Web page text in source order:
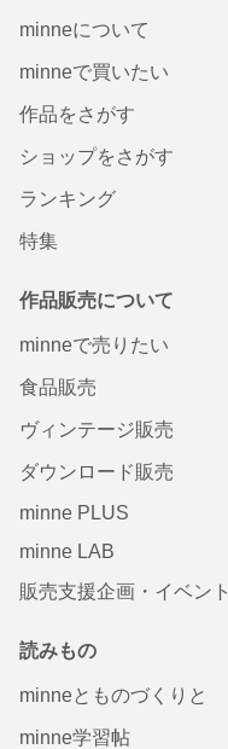
minneについて
minneで買いたい
作品をさがす
ショップをさがす
ランキング
特集
作品販売について
minneで売りたい
食品販売
ヴィンテージ販売
ダウンロード販売
minne PLUS
minne LAB
販売支援企画・イベント
読みもの
minneとものづくりと
minne学習帖